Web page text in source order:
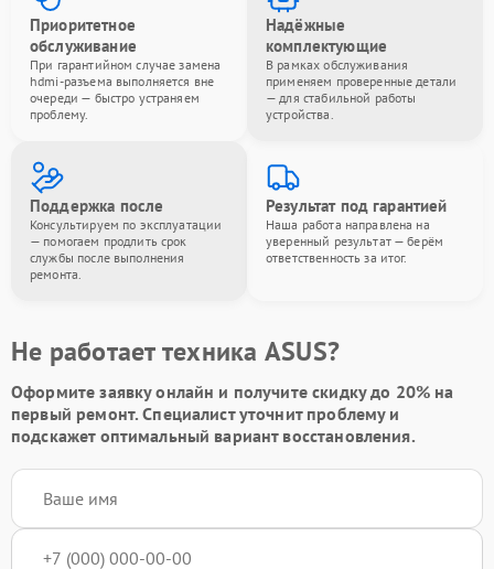
Приоритетное
обслуживание
При гарантийном случае замена
hdmi-разъема выполняется вне
очереди — быстро устраняем
проблему.
Надёжные
комплектующие
В рамках обслуживания
применяем проверенные детали
— для стабильной работы
устройства.
Поддержка после
Консультируем по эксплуатации
— помогаем продлить срок
службы после выполнения
ремонта.
Результат под гарантией
Наша работа направлена на
уверенный результат — берём
ответственность за итог.
Не работает техника ASUS?
Оформите заявку онлайн и получитескидку до 20% на
первый ремонт. Специалист уточнит проблему и
подскажет оптимальный вариант восстановления.